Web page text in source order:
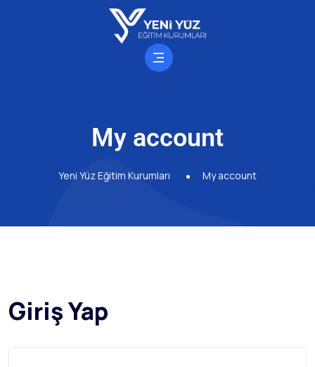
My account
Yeni Yüz Eğitim Kurumları My account
Giriş Yap